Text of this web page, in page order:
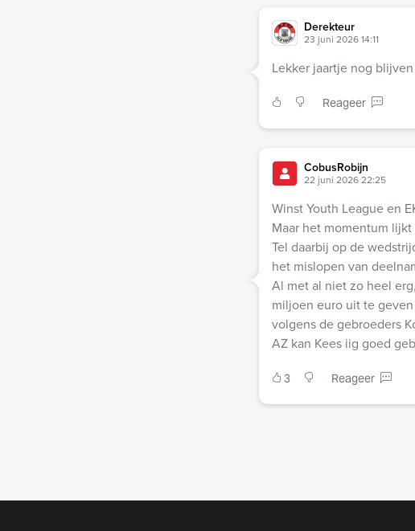
Derekteur
23 juni 2026 14:11
Lekker jaartje nog
Reageer
CobusRobijn
22 juni 2026 22:25
Winst Youth League en
Maar het momentum
Tel daarbij op de
het mislopen van
Al met al niet zo heel
miljoen euro uit te
volgens de gebroeders
AZ kan Kees iig goed
3 Reageer